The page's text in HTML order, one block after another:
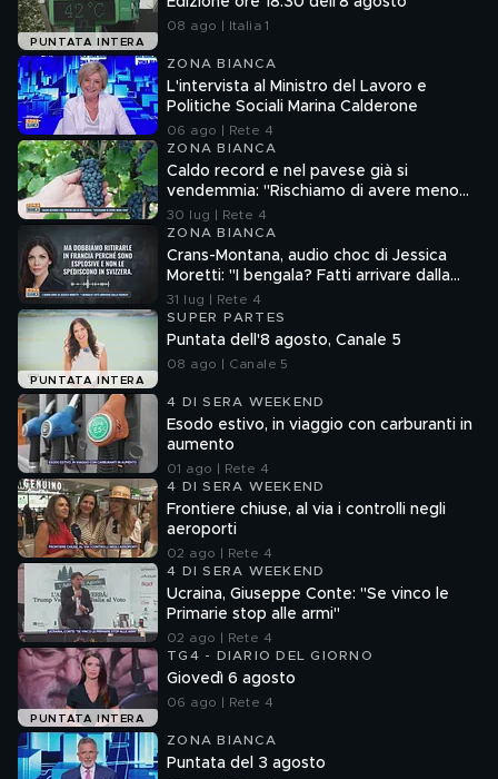
PUNTATA INTERA
08 ago | Italia 1
ZONA BIANCA
L'intervista al Ministro del Lavoro e
Politiche Sociali Marina Calderone
06 ago | Rete 4
ZONA BIANCA
Caldo record e nel pavese già si
vendemmia: "Rischiamo di avere meno
vino"
30 lug | Rete 4
ZONA BIANCA
Crans-Montana, audio choc di Jessica
Moretti: "I bengala? Fatti arrivare dalla
Francia"
31 lug | Rete 4
PUNTATA INTERA
SUPER PARTES
Puntata dell'8 agosto, Canale 5
08 ago | Canale 5
4 DI SERA WEEKEND
Esodo estivo, in viaggio con carburanti in
aumento
01 ago | Rete 4
4 DI SERA WEEKEND
Frontiere chiuse, al via i controlli negli
aeroporti
02 ago | Rete 4
4 DI SERA WEEKEND
Ucraina, Giuseppe Conte: "Se vinco le
Primarie stop alle armi"
02 ago | Rete 4
PUNTATA INTERA
TG4 - DIARIO DEL GIORNO
Giovedì 6 agosto
06 ago | Rete 4
ZONA BIANCA
Puntata del 3 agosto